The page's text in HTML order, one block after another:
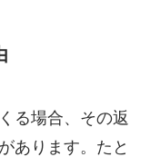
る場合、その返
あります。たと